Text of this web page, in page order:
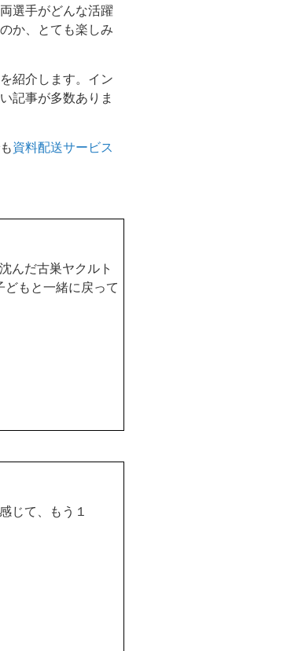
選手がどんな活躍
か、とても楽しみ
紹介します。イン
記事が多数ありま
資料配送サービス
んだ古巣ヤクルト
もと一緒に戻って
じて、もう１